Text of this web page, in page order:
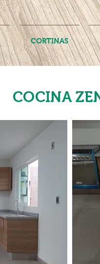
CORTINAS
COCINA